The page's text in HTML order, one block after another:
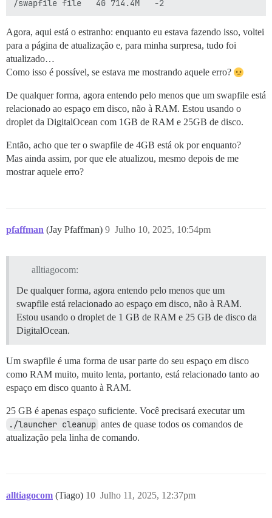
Agora, aqui está o estranho: enquanto eu estava fazendo isso, voltei
para a página de atualização e, para minha surpresa, tudo foi
atualizado…
Como isso é possível, se estava me mostrando aquele erro?
De qualquer forma, agora entendo pelo menos que um swapfile está
relacionado ao espaço em disco, não à RAM. Estou usando o
droplet da DigitalOcean com 1GB de RAM e 25GB de disco.
Então, acho que ter o swapfile de 4GB está ok por enquanto?
Mas ainda assim, por que ele atualizou, mesmo depois de me
mostrar aquele erro?
pfaffman (Jay Pfaffman) Julho 10, 2025, 10:54pm
9
alltiagocom:
De qualquer forma, agora entendo pelo menos que um
swapfile está relacionado ao espaço em disco, não à RAM.
Estou usando o droplet de 1 GB de RAM e 25 GB de disco da
DigitalOcean.
Um swapfile é uma forma de usar parte do seu espaço em disco
como RAM muito, muito lenta, portanto, está relacionado tanto ao
espaço em disco quanto à RAM.
25 GB é apenas espaço suficiente. Você precisará executar um
./launcher cleanup antes de quase todos os comandos de
atualização pela linha de comando.
alltiagocom (Tiago) Julho 11, 2025, 12:37pm
10